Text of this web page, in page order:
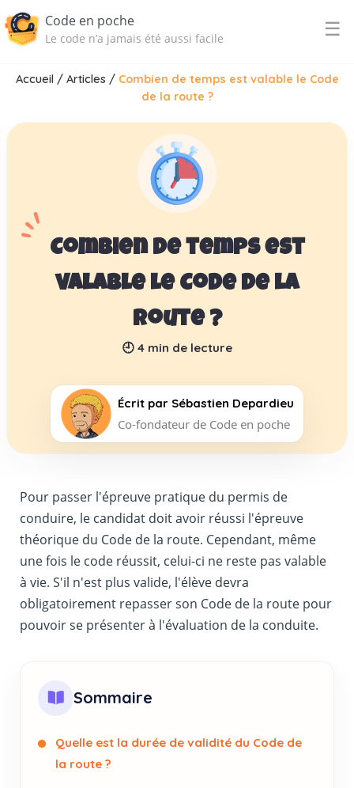
Code en poche
Le code n’a jamais été aussi facile ☰
Accueil/ Articles / Combien de temps est valable le Code
de la route ?
Combien de temps est
valable le Code de la
route ?
🕘 4min de lecture
Écrit par Sébastien Depardieu
Co-fondateur de Code en poche
Pour passer l'épreuve pratique du permis de
conduire, le candidat doit avoir réussi l'épreuve
théorique du Code de la route. Cependant, même
une fois le code réussit, celui-ci ne reste pas valable
à vie. S'il n'est plus valide, l'élève devra
obligatoirement repasser son Code de la route pour
pouvoir se présenter à l'évaluation de la conduite.
Sommaire
Quelle est la durée de validité du Code de
la route ?